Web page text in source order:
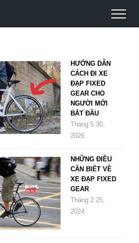
HƯỚNG DẪN
CÁCH ĐI XE
ĐẠP FIXED
GEAR CHO
NGƯỜI MỚI
BẮT ĐẦU
Tháng 5 30,
2026
NHỮNG ĐIỀU
CẦN BIẾT VỀ
XE ĐẠP FIXED
GEAR
Tháng 2 25,
2024